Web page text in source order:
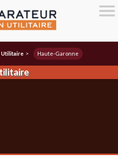
Utilitaire > Haute-Garonne